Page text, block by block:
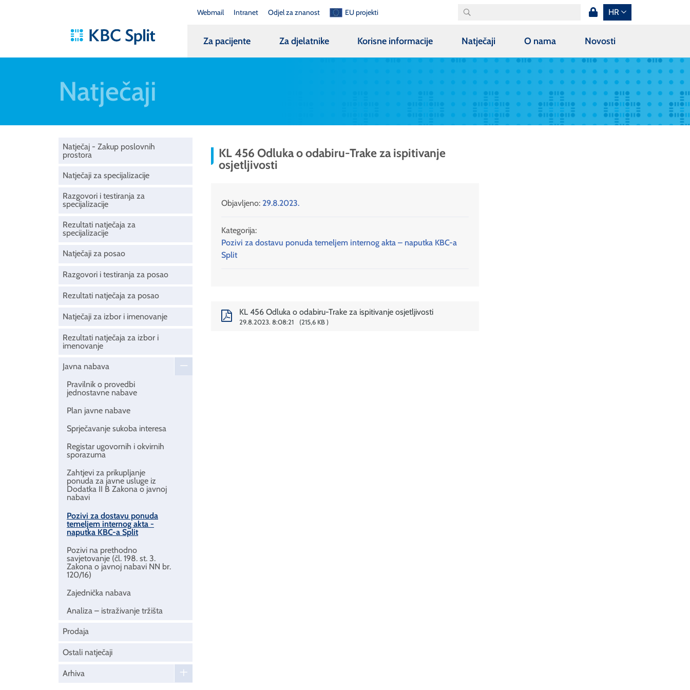
Webmail Intranet Odjel za znanost EU projekti HR
Za pacijente Za djelatnike Korisne informacije Natječaji O nama Novosti
Natječaji
Natječaj - Zakup poslovnih
prostora
Natječaji za specijalizacije
Razgovori i testiranja za
specijalizacije
Rezultati natječaja za
specijalizacije
Natječaji za posao
Razgovori i testiranja za posao
Rezultati natječaja za posao
Natječaji za izbor i imenovanje
Rezultati natječaja za izbor i
imenovanje
Javna nabava
Pravilnik o provedbi
jednostavne nabave
Plan javne nabave
Sprječavanje sukoba interesa
Registar ugovornih i okvirnih
sporazuma
Zahtjevi za prikupljanje
ponuda za javne usluge iz
Dodatka II B Zakona o javnoj
nabavi
Pozivi za dostavu ponuda
temeljem internog akta -
naputka KBC-a Split
Pozivi na prethodno
savjetovanje (čl. 198. st. 3.
Zakona o javnoj nabavi NN br.
120/16)
Zajednička nabava
Analiza – istraživanje tržišta
Prodaja
Ostali natječaji
Arhiva
KL 456 Odluka o odabiru-Trake za ispitivanje
osjetljivosti
Objavljeno: 29.8.2023.
Kategorija:
Pozivi za dostavu ponuda temeljem internog akta – naputka KBC-a
Split
KL 456 Odluka o odabiru-Trake za ispitivanje osjetljivosti
29.8.2023. 8:08:21 215,6 KB